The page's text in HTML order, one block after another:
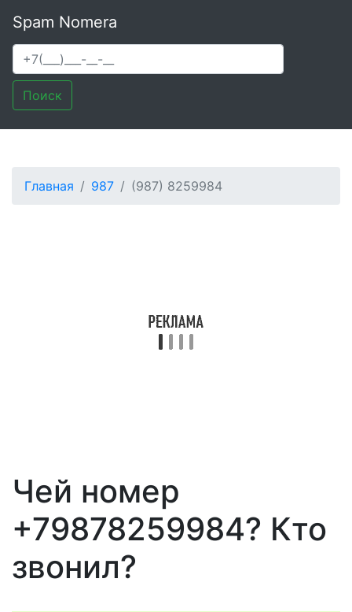
Spam Nomera
Поиск
Главная 987 (987) 8259984
Чей номер
+79878259984? Кто
звонил?